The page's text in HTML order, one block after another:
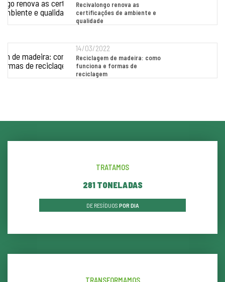
Recivalongo renova as
certificações de ambiente e
qualidade
14/03/2022
Reciclagem de madeira: como
funciona e formas de
reciclagem
TRATAMOS
290 TONELADAS
DE RESÍDUOS POR DIA
TRANSFORMAMOS